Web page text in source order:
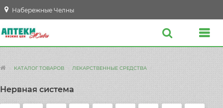
Набережные Челны
КАТАЛОГ ТОВАРОВ ЛЕКАРСТВЕННЫЕ СРЕДСТВА
Нервная система